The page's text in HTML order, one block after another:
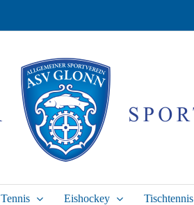
Tennis Eishockey Tischtennis